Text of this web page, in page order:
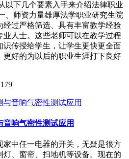
以下几个要素入手来介绍法律职业
、师资力量雄厚法学职业研究生院
经过严格筛选、具有丰富教学经验
业人士。这些老师可以在教学过程
识传授给学生，让学生更快更全面
更好的为以后的职业生涯打下良好
179
响气密性测试应用
家中任一电器的开关，无疑是很方
灯、窗帘、扫地机等设备。现在的